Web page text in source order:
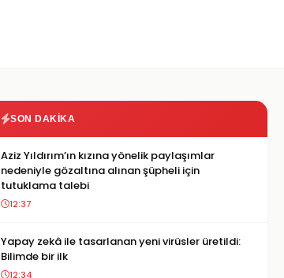
SON DAKIKA
Aziz Yıldırım’ın kızına yönelik paylaşımlar
nedeniyle gözaltına alınan şüpheli için
tutuklama talebi
12:37
Yapay zekâ ile tasarlanan yeni virüsler üretildi:
Bilimde bir ilk
12:34